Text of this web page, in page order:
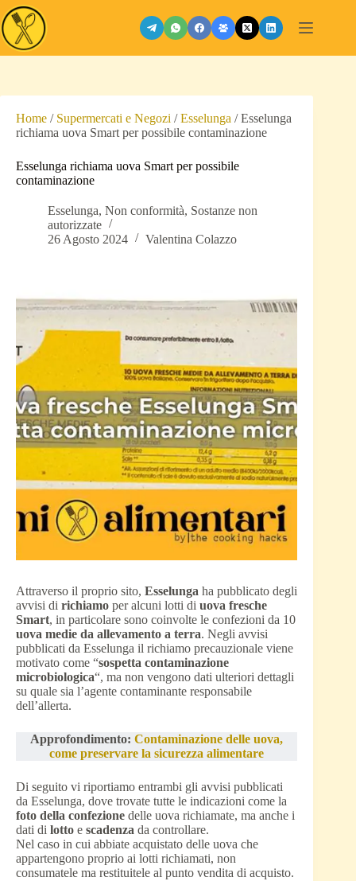
Salta
al
contenuto
Home / Supermercati e Negozi /Esselunga /Esselunga
richiama uova Smart per possibile contaminazione
Esselunga richiama uova Smart per possibile
contaminazione
Esselunga, Non conformità, Sostanze non
autorizzate
26 Agosto 2024
Valentina Colazzo
Attraverso il proprio sito, Esselunga ha pubblicato degli
avvisi di richiamo per alcuni lotti di uova fresche
Smart, in particolare sono coinvolte le confezioni da 10
uova medie da allevamento a terra. Negli avvisi
pubblicati da Esselunga il richiamo precauzionale viene
motivato come “sospetta contaminazione
microbiologica“, ma non vengono dati ulteriori dettagli
su quale sia l’agente contaminante responsabile
dell’allerta.
Approfondimento:Contaminazione delle uova,
come preservare la sicurezza alimentare
Di seguito vi riportiamo entrambi gli avvisi pubblicati
da Esselunga, dove trovate tutte le indicazioni come la
foto della confezione delle uova richiamate, ma anche i
dati di lotto e scadenza da controllare.
Nel caso in cui abbiate acquistato delle uova che
appartengono proprio ai lotti richiamati, non
consumatele ma restituitele al punto vendita di acquisto.